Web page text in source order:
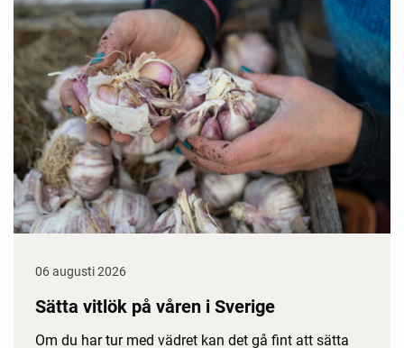
06 augusti 2026
Sätta vitlök på våren i Sverige
Om du har tur med vädret kan det gå fint att sätta